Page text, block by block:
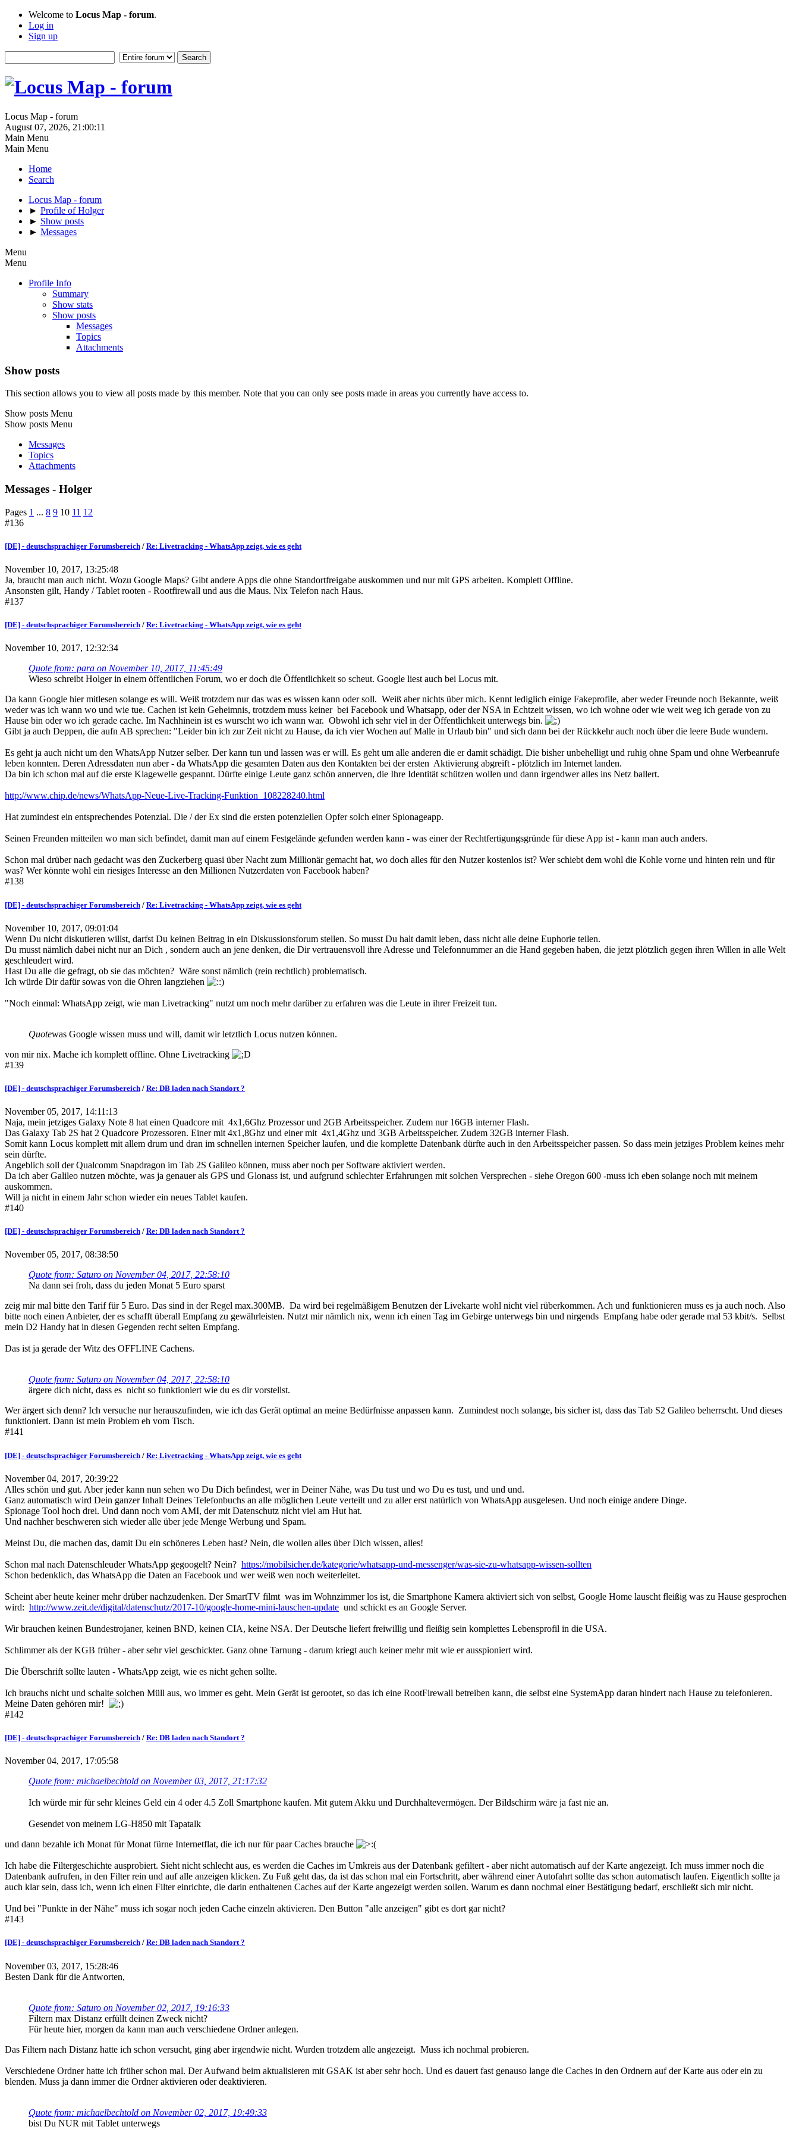
Welcome to Locus Map - forum.
Log in
Sign up
Locus Map - forum
August 07, 2026, 21:00:11
Main Menu
Main Menu
Home
Search
Locus Map - forum
► Profile of Holger
► Show posts
► Messages
Menu
Menu
Profile Info
Summary
Show stats
Show posts
Messages
Topics
Attachments
Show posts
This section allows you to view all posts made by this member. Note that you can only see posts made in areas you currently have access to.
Show posts Menu
Show posts Menu
Messages
Topics
Attachments
Messages - Holger
Pages 1 ... 8 9 10 11 12
#136
[DE] - deutschsprachiger Forumsbereich / Re: Livetracking - WhatsApp zeigt, wie es geht
November 10, 2017, 13:25:48
Ja, braucht man auch nicht. Wozu Google Maps? Gibt andere Apps die ohne Standortfreigabe auskommen und nur mit GPS arbeiten. Komplett Offline.
Ansonsten gilt, Handy / Tablet rooten - Rootfirewall und aus die Maus. Nix Telefon nach Haus.
#137
[DE] - deutschsprachiger Forumsbereich / Re: Livetracking - WhatsApp zeigt, wie es geht
November 10, 2017, 12:32:34
Quote from: para on November 10, 2017, 11:45:49
Wieso schreibt Holger in einem öffentlichen Forum, wo er doch die Öffentlichkeit so scheut. Google liest auch bei Locus mit.
Da kann Google hier mitlesen solange es will. Weiß trotzdem nur das was es wissen kann oder soll. Weiß aber nichts über mich. Kennt lediglich einige Fakeprofile, aber weder Freunde noch Bekannte, weiß
weder was ich wann wo und wie tue. Cachen ist kein Geheimnis, trotzdem muss keiner bei Facebook und Whatsapp, oder der NSA in Echtzeit wissen, wo ich wohne oder wie weit weg ich gerade von zu
Hause bin oder wo ich gerade cache. Im Nachhinein ist es wurscht wo ich wann war. Obwohl ich sehr viel in der Öffentlichkeit unterwegs bin.
Gibt ja auch Deppen, die aufn AB sprechen: "Leider bin ich zur Zeit nicht zu Hause, da ich vier Wochen auf Malle in Urlaub bin" und sich dann bei der Rückkehr auch noch über die leere Bude wundern.
Es geht ja auch nicht um den WhatsApp Nutzer selber. Der kann tun und lassen was er will. Es geht um alle anderen die er damit schädigt. Die bisher unbehelligt und ruhig ohne Spam und ohne Werbeanrufe
leben konnten. Deren Adressdaten nun aber - da WhatsApp die gesamten Daten aus den Kontakten bei der ersten Aktivierung abgreift - plötzlich im Internet landen.
Da bin ich schon mal auf die erste Klagewelle gespannt. Dürfte einige Leute ganz schön annerven, die Ihre Identität schützen wollen und dann irgendwer alles ins Netz ballert.
http://www.chip.de/news/WhatsApp-Neue-Live-Tracking-Funktion_108228240.html
Hat zumindest ein entsprechendes Potenzial. Die / der Ex sind die ersten potenziellen Opfer solch einer Spionageapp.
Seinen Freunden mitteilen wo man sich befindet, damit man auf einem Festgelände gefunden werden kann - was einer der Rechtfertigungsgründe für diese App ist - kann man auch anders.
Schon mal drüber nach gedacht was den Zuckerberg quasi über Nacht zum Millionär gemacht hat, wo doch alles für den Nutzer kostenlos ist? Wer schiebt dem wohl die Kohle vorne und hinten rein und für
was? Wer könnte wohl ein riesiges Interesse an den Millionen Nutzerdaten von Facebook haben?
#138
[DE] - deutschsprachiger Forumsbereich / Re: Livetracking - WhatsApp zeigt, wie es geht
November 10, 2017, 09:01:04
Wenn Du nicht diskutieren willst, darfst Du keinen Beitrag in ein Diskussionsforum stellen. So musst Du halt damit leben, dass nicht alle deine Euphorie teilen.
Du musst nämlich dabei nicht nur an Dich , sondern auch an jene denken, die Dir vertrauensvoll ihre Adresse und Telefonnummer an die Hand gegeben haben, die jetzt plötzlich gegen ihren Willen in alle Welt
geschleudert wird.
Hast Du alle die gefragt, ob sie das möchten? Wäre sonst nämlich (rein rechtlich) problematisch.
Ich würde Dir dafür sowas von die Ohren langziehen
"Noch einmal: WhatsApp zeigt, wie man Livetracking" nutzt um noch mehr darüber zu erfahren was die Leute in ihrer Freizeit tun.
Quotewas Google wissen muss und will, damit wir letztlich Locus nutzen können.
von mir nix. Mache ich komplett offline. Ohne Livetracking
#139
[DE] - deutschsprachiger Forumsbereich / Re: DB laden nach Standort ?
November 05, 2017, 14:11:13
Naja, mein jetziges Galaxy Note 8 hat einen Quadcore mit 4x1,6Ghz Prozessor und 2GB Arbeitsspeicher. Zudem nur 16GB interner Flash.
Das Galaxy Tab 2S hat 2 Quadcore Prozessoren. Einer mit 4x1,8Ghz und einer mit 4x1,4Ghz und 3GB Arbeitsspeicher. Zudem 32GB interner Flash.
Somit kann Locus komplett mit allem drum und dran im schnellen internen Speicher laufen, und die komplette Datenbank dürfte auch in den Arbeitsspeicher passen. So dass mein jetziges Problem keines mehr
sein dürfte.
Angeblich soll der Qualcomm Snapdragon im Tab 2S Galileo können, muss aber noch per Software aktiviert werden.
Da ich aber Galileo nutzen möchte, was ja genauer als GPS und Glonass ist, und aufgrund schlechter Erfahrungen mit solchen Versprechen - siehe Oregon 600 -muss ich eben solange noch mit meinem
auskommen.
Will ja nicht in einem Jahr schon wieder ein neues Tablet kaufen.
#140
[DE] - deutschsprachiger Forumsbereich / Re: DB laden nach Standort ?
November 05, 2017, 08:38:50
Quote from: Saturo on November 04, 2017, 22:58:10
Na dann sei froh, dass du jeden Monat 5 Euro sparst
zeig mir mal bitte den Tarif für 5 Euro. Das sind in der Regel max.300MB. Da wird bei regelmäßigem Benutzen der Livekarte wohl nicht viel rüberkommen. Ach und funktionieren muss es ja auch noch. Also
bitte noch einen Anbieter, der es schafft überall Empfang zu gewährleisten. Nutzt mir nämlich nix, wenn ich einen Tag im Gebirge unterwegs bin und nirgends Empfang habe oder gerade mal 53 kbit/s. Selbst
mein D2 Handy hat in diesen Gegenden recht selten Empfang.
Das ist ja gerade der Witz des OFFLINE Cachens.
Quote from: Saturo on November 04, 2017, 22:58:10
ärgere dich nicht, dass es nicht so funktioniert wie du es dir vorstellst.
Wer ärgert sich denn? Ich versuche nur herauszufinden, wie ich das Gerät optimal an meine Bedürfnisse anpassen kann. Zumindest noch solange, bis sicher ist, dass das Tab S2 Galileo beherrscht. Und dieses
funktioniert. Dann ist mein Problem eh vom Tisch.
#141
[DE] - deutschsprachiger Forumsbereich / Re: Livetracking - WhatsApp zeigt, wie es geht
November 04, 2017, 20:39:22
Alles schön und gut. Aber jeder kann nun sehen wo Du Dich befindest, wer in Deiner Nähe, was Du tust und wo Du es tust, und und und.
Ganz automatisch wird Dein ganzer Inhalt Deines Telefonbuchs an alle möglichen Leute verteilt und zu aller erst natürlich von WhatsApp ausgelesen. Und noch einige andere Dinge.
Spionage Tool hoch drei. Und dann noch vom AMI, der mit Datenschutz nicht viel am Hut hat.
Und nachher beschweren sich wieder alle über jede Menge Werbung und Spam.
Meinst Du, die machen das, damit Du ein schöneres Leben hast? Nein, die wollen alles über Dich wissen, alles!
Schon mal nach Datenschleuder WhatsApp gegoogelt? Nein? https://mobilsicher.de/kategorie/whatsapp-und-messenger/was-sie-zu-whatsapp-wissen-sollten
Schon bedenklich, das WhatsApp die Daten an Facebook und wer weiß wen noch weiterleitet.
Scheint aber heute keiner mehr drüber nachzudenken. Der SmartTV filmt was im Wohnzimmer los ist, die Smartphone Kamera aktiviert sich von selbst, Google Home lauscht fleißig was zu Hause gesprochen
wird: http://www.zeit.de/digital/datenschutz/2017-10/google-home-mini-lauschen-update und schickt es an Google Server.
Wir brauchen keinen Bundestrojaner, keinen BND, keinen CIA, keine NSA. Der Deutsche liefert freiwillig und fleißig sein komplettes Lebensprofil in die USA.
Schlimmer als der KGB früher - aber sehr viel geschickter. Ganz ohne Tarnung - darum kriegt auch keiner mehr mit wie er ausspioniert wird.
Die Überschrift sollte lauten - WhatsApp zeigt, wie es nicht gehen sollte.
Ich brauchs nicht und schalte solchen Müll aus, wo immer es geht. Mein Gerät ist gerootet, so das ich eine RootFirewall betreiben kann, die selbst eine SystemApp daran hindert nach Hause zu telefonieren.
Meine Daten gehören mir!
#142
[DE] - deutschsprachiger Forumsbereich / Re: DB laden nach Standort ?
November 04, 2017, 17:05:58
Quote from: michaelbechtold on November 03, 2017, 21:17:32
Ich würde mir für sehr kleines Geld ein 4 oder 4.5 Zoll Smartphone kaufen. Mit gutem Akku und Durchhaltevermögen. Der Bildschirm wäre ja fast nie an.
Gesendet von meinem LG-H850 mit Tapatalk
und dann bezahle ich Monat für Monat fürne Internetflat, die ich nur für paar Caches brauche
Ich habe die Filtergeschichte ausprobiert. Sieht nicht schlecht aus, es werden die Caches im Umkreis aus der Datenbank gefiltert - aber nicht automatisch auf der Karte angezeigt. Ich muss immer noch die
Datenbank aufrufen, in den Filter rein und auf alle anzeigen klicken. Zu Fuß geht das, da ist das schon mal ein Fortschritt, aber während einer Autofahrt sollte das schon automatisch laufen. Eigentlich sollte ja
auch klar sein, dass ich, wenn ich einen Filter einrichte, die darin enthaltenen Caches auf der Karte angezeigt werden sollen. Warum es dann nochmal einer Bestätigung bedarf, erschließt sich mir nicht.
Und bei "Punkte in der Nähe" muss ich sogar noch jeden Cache einzeln aktivieren. Den Button "alle anzeigen" gibt es dort gar nicht?
#143
[DE] - deutschsprachiger Forumsbereich / Re: DB laden nach Standort ?
November 03, 2017, 15:28:46
Besten Dank für die Antworten,
Quote from: Saturo on November 02, 2017, 19:16:33
Filtern max Distanz erfüllt deinen Zweck nicht?
Für heute hier, morgen da kann man auch verschiedene Ordner anlegen.
Das Filtern nach Distanz hatte ich schon versucht, ging aber irgendwie nicht. Wurden trotzdem alle angezeigt. Muss ich nochmal probieren.
Verschiedene Ordner hatte ich früher schon mal. Der Aufwand beim aktualisieren mit GSAK ist aber sehr hoch. Und es dauert fast genauso lange die Caches in den Ordnern auf der Karte aus oder ein zu
blenden. Muss ja dann immer die Ordner aktivieren oder deaktivieren.
Quote from: michaelbechtold on November 02, 2017, 19:49:33
bist Du NUR mit Tablet unterwegs